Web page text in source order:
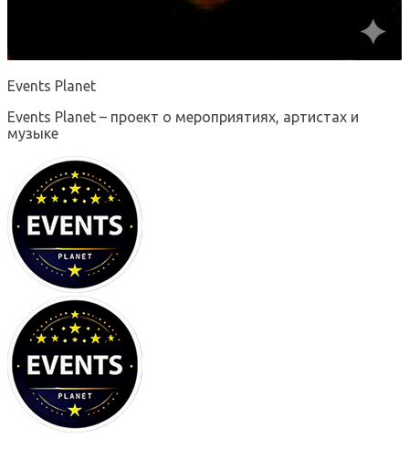
Events Planet
Events Planet – проект о мероприятиях, артистах и
музыке